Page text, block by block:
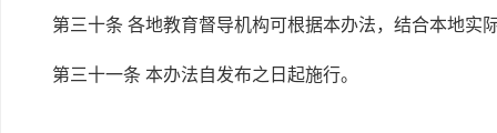
第三十条 各地教育督导机构可根据本办法，结合本地实
第三十一条 本办法自发布之日起施行。